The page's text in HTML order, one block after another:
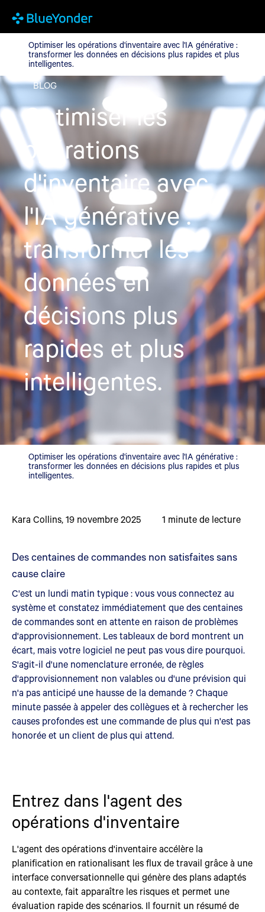
Optimiser les opérations d'inventaire avec l'IA générative :
Optimiser les opérations d'inventaire avec l'IA générative :
transformer les données en décisions plus rapides et plus
intelligentes.
BLOG
Optimiser les
opérations
d'inventaire avec
l'IA générative :
transformer les
données en
décisions plus
rapides et plus
intelligentes.
Optimiser les opérations d'inventaire avec l'IA générative :
transformer les données en décisions plus rapides et plus
intelligentes.
Kara Collins,19 novembre 2025 1 minute de lecture
Des centaines de commandes non satisfaites sans
cause claire
C'est un lundi matin typique : vous vous connectez au
système et constatez immédiatement que des centaines
de commandes sont en attente en raison de problèmes
d'approvisionnement. Les tableaux de bord montrent un
écart, mais votre logiciel ne peut pas vous dire pourquoi.
S'agit-il d'une nomenclature erronée, de règles
d'approvisionnement non valables ou d'une prévision qui
n'a pas anticipé une hausse de la demande ? Chaque
minute passée à appeler des collègues et à rechercher les
causes profondes est une commande de plus qui n'est pas
honorée et un client de plus qui attend.
Entrez dans l'agent des
opérations d'inventaire
L'agent des opérations d'inventaire accélère la
planification en rationalisant les flux de travail grâce à une
interface conversationnelle qui génère des plans adaptés
au contexte, fait apparaître les risques et permet une
évaluation rapide des scénarios. Il fournit un résumé de